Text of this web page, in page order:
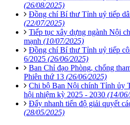
(26/08/2025)
Đồng chí Bí thư Tỉnh uỷ tiếp
(22/07/2025)
Tiếp tục xây dựng ngành Nội
mạnh (10/07/2025)
Đồng chí Bí thư Tỉnh uỷ tiếp
6/2025 (26/06/2025)
Ban Chỉ đạo Phòng, chống
Phiên thứ 13 (26/06/2025)
Chi bộ Ban Nội chính Tỉnh ủy
hội nhiệm kỳ 2025 - 2030 (14/
Đẩy nhanh tiến độ giải quyết
(28/05/2025)